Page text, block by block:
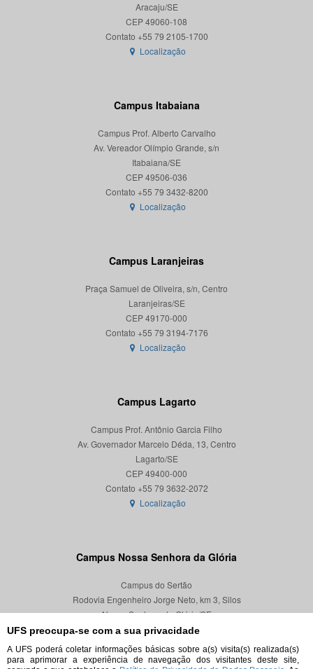
UFS preocupa-se com a sua privacidade
A UFS poderá coletar informações básicas sobre a(s) visita(s) realizada(s)
para aprimorar a experiência de navegação dos visitantes deste site,
Aracaju/SE
CEP 49060-108
Localização
Campus Itabaiana
Campus Prof. Alberto Carvalho
Av. Vereador Olímpio Grande, s/n
Itabaiana/SE
CEP 49506-036
Localização
Campus Laranjeiras
Praça Samuel de Oliveira, s/n, Centro
Laranjeiras/SE
CEP 49170-000
Localização
Campus Lagarto
Campus Prof. Antônio Garcia Filho
Av. Governador Marcelo Déda, 13, Centro
Lagarto/SE
CEP 49400-000
Localização
Campus Nossa Senhora da Glória
Campus do Sertão
Rodovia Engenheiro Jorge Neto, km 3, Silos
Nossa Senhora da Glória/SE
CEP 49680-000
Localização